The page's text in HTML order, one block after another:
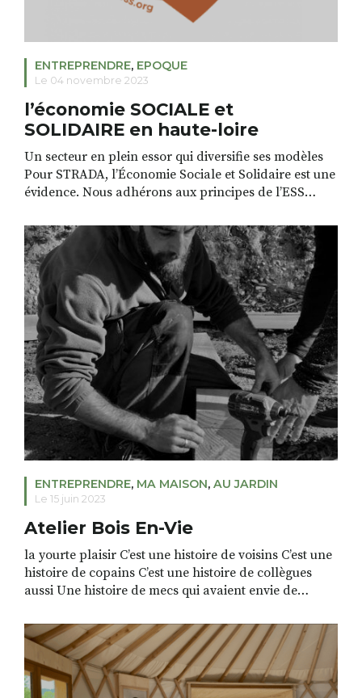
ENTREPRENDRE, EPOQUE
Le 04 novembre 2023
l’économie SOCIALE et
SOLIDAIRE en haute-loire
Un secteur en plein essor qui diversifie ses modèles
Pour STRADA, l’Économie Sociale et Solidaire est une
évidence. Nous adhérons aux principes de l’ESS
se déroulera en novembre dans toute la France, nous
avons eu envie de mettre davantage l’accent sur cette
façon d’appréhender l’entrepreneuriat […]
ENTREPRENDRE, MA MAISON, AU JARDIN
Le 15 juin 2023
Atelier Bois En-Vie
la yourte plaisir C’est une histoire de voisins C’est une
histoire de copains C’est une histoire de collègues
aussi Une histoire de mecs qui avaient envie de
vie Benoit et Pierre se sont rencontrés au milieu de la
route, celle qui séparait leurs deux maisons […]